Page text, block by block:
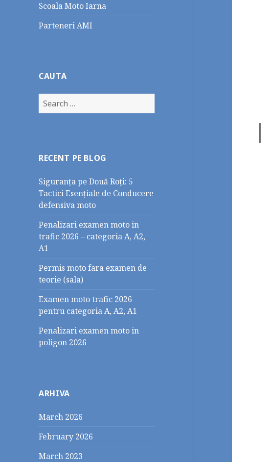
Scoala Moto Iarna
Parteneri AMI
CAUTA
Search
for:
RECENT PE BLOG
Siguranța pe Două Roți: 5
Tactici Esențiale de Conducere
defensiva moto
Penalizari examen moto in
trafic 2026 – categoria A, A2,
A1
Permis moto fara examen de
teorie (sala)
Examen moto trafic 2026
pentru categoria A, A2, A1
Penalizari examen moto in
poligon 2026
ARHIVA
March 2026
February 2026
March 2023